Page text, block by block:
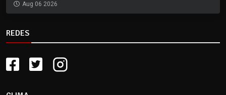
Aug 06 2026
REDES